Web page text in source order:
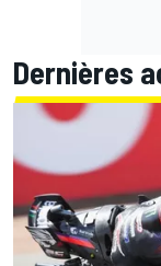
Dernières